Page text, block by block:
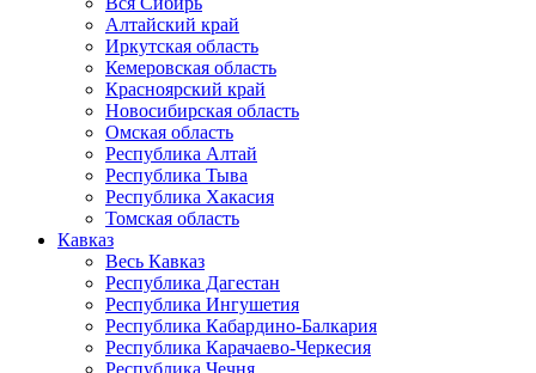
Алтайский край
Иркутская область
Кемеровская область
Красноярский край
Новосибирская область
Омская область
Республика Алтай
Республика Тыва
Республика Хакасия
Томская область
Кавказ
Весь Кавказ
Республика Дагестан
Республика Ингушетия
Республика Кабардино-Балкария
Республика Карачаево-Черкесия
Республика Чечня